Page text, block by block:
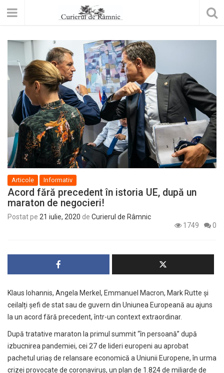
Articole Informativ
Acord fără precedent în istoria UE, după un
maraton de negocieri!
Postat pe 21 iulie, 2020 de Curierul de Râmnic
1749
0
Klaus Iohannis, Angela Merkel, Emmanuel Macron, Mark Rutte și
ceilalți șefi de stat sau de guvern din Uniunea Europeană au ajuns
la un acord fără precedent, într-un context extraordinar.
După tratative maraton la primul summit “în persoană” după
izbucnirea pandemiei, cei 27 de lideri europeni au aprobat
pachetul uriaș de relansare economică a Uniunii Europene, în urma
crizei provocate de coronavirus, un plan de 1.824 de miliarde de